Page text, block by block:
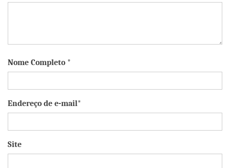
Nome Completo *
Endereço de e-mail*
Site